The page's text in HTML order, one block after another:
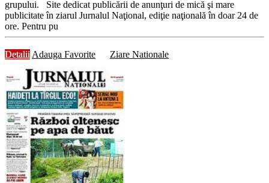
grupului. Site dedicat publicării de anunţuri de mică şi mare
publicitate în ziarul Jurnalul Naţional, ediţie naţională în doar 24 de
ore. Pentru pu
Detalii Adauga Favorite Ziare Nationale